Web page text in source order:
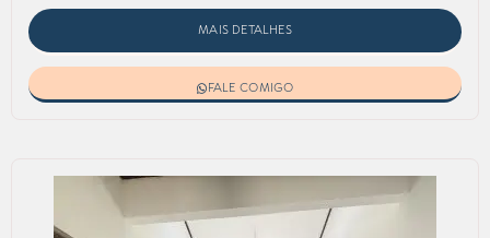
MAIS DETALHES
FALE COMIGO